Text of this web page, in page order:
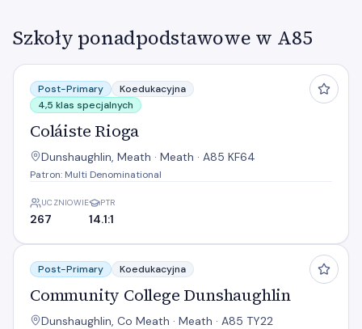
Szkoły ponadpodstawowe w A85
Coláiste Rioga
Post-Primary
Koedukacyjna
4,5 klas specjalnych
Coláiste Rioga
Dunshaughlin, Meath · Meath · A85 KF64
Patron: Multi Denominational
UCZNIOWIE
267
PTR
14.1:1
Community College Dunshaughlin
Post-Primary Koedukacyjna
Community College Dunshaughlin
Dunshaughlin, Co Meath · Meath · A85 TY22